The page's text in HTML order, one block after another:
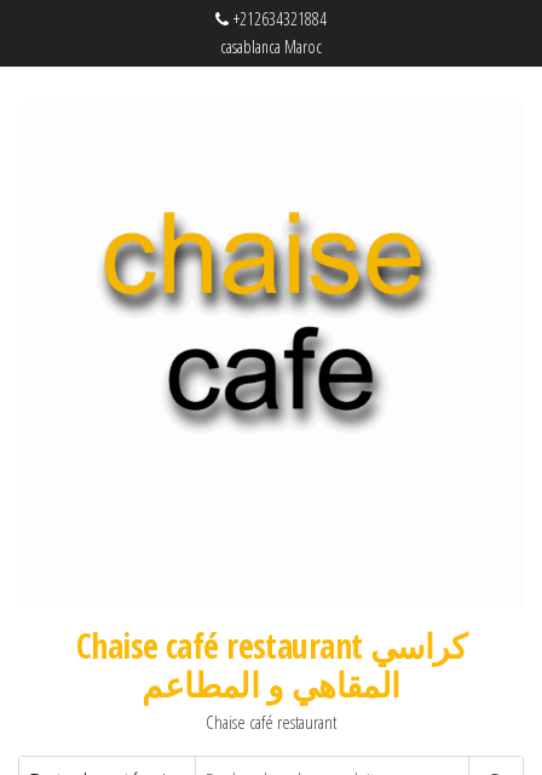
+212634321884
casablanca Maroc
Chaise café restaurant كراسي
المقاهي و المطاعم
Chaise café restaurant